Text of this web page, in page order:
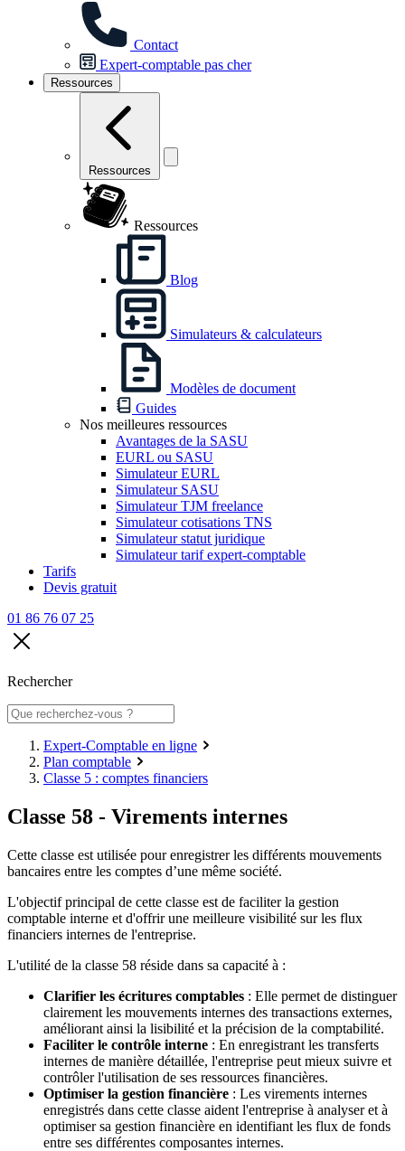
Contact
Expert-comptable pas cher
Ressources
Ressources
Ressources
Blog
Simulateurs & calculateurs
Modèles de document
Guides
Nos meilleures ressources
Avantages de la SASU
EURL ou SASU
Simulateur EURL
Simulateur SASU
Simulateur TJM freelance
Simulateur cotisations TNS
Simulateur statut juridique
Simulateur tarif expert-comptable
Tarifs
Devis gratuit
01 86 76 07 25
Rechercher
Expert-Comptable en ligne
Plan comptable
Classe 5 : comptes financiers
Classe 58 - Virements internes
Cette classe est utilisée pour enregistrer les différents mouvements
bancaires entre les comptes d’une même société.
L'objectif principal de cette classe est de faciliter la gestion
comptable interne et d'offrir une meilleure visibilité sur les flux
financiers internes de l'entreprise.
L'utilité de la classe 58 réside dans sa capacité à :
Clarifier les écritures comptables : Elle permet de distinguer
clairement les mouvements internes des transactions externes,
améliorant ainsi la lisibilité et la précision de la comptabilité.
Faciliter le contrôle interne : En enregistrant les transferts
internes de manière détaillée, l'entreprise peut mieux suivre et
contrôler l'utilisation de ses ressources financières.
Optimiser la gestion financière : Les virements internes
enregistrés dans cette classe aident l'entreprise à analyser et à
optimiser sa gestion financière en identifiant les flux de fonds
entre ses différentes composantes internes.